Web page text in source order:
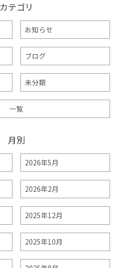
カテゴリ
お知らせ
ブログ
未分類
一覧
月別
2026年5月
2026年2月
2025年12月
2025年10月